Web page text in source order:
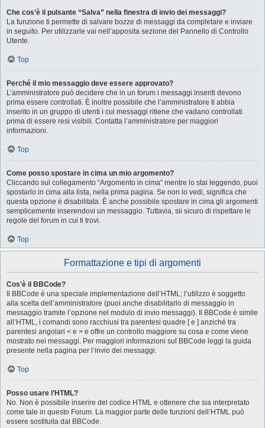
Che cos’è il pulsante “Salva” nella finestra di invio dei messaggi?
La funzione ti permette di salvare bozze di messaggi da completare e inviare
in seguito. Per utilizzarle vai nell’apposita sezione del Pannello di Controllo
Utente.
Top
Perché il mio messaggio deve essere approvato?
L’amministratore può decidere che in un forum i messaggi inseriti devono
prima essere controllati. È inoltre possibile che l’amministratore ti abbia
inserito in un gruppo di utenti i cui messaggi ritiene che vadano controllati
prima di essere resi visibili. Contatta l’amministratore per maggiori
informazioni.
Top
Come posso spostare in cima un mio argomento?
Cliccando sul collegamento “Argomento in cima” mentre lo stai leggendo, puoi
spostarlo in cima alla lista, nella prima pagina. Se non lo vedi, significa che
questa opzione è disabilitata. È anche possibile spostare in cima gli argomenti
semplicemente inserendovi un messaggio. Tuttavia, sii sicuro di rispettare le
regole del forum in cui ti trovi.
Top
Formattazione e tipi di argomenti
Cos’è il BBCode?
Il BBCode è una speciale implementazione dell’HTML; l’utilizzo è soggetto
alla scelta dell’amministratore (puoi anche disabilitarlo di messaggio in
messaggio tramite l’opzione nel modulo di invio messaggi). Il BBCode è simile
all’HTML, i comandi sono racchiusi tra parentesi quadre [ e ] anziché tra
parentesi angolari < e > e offre un controllo maggiore su cosa e come viene
mostrato nei messaggi. Per maggiori informazioni sul BBCode leggi la guida
presente nella pagina per l’invio dei messaggi.
Top
Posso usare l’HTML?
No. Non è possibile inserire del codice HTML e ottenere che sia interpretato
come tale in questo Forum. La maggior parte delle funzioni dell’HTML può
essere sostituita dal BBCode.